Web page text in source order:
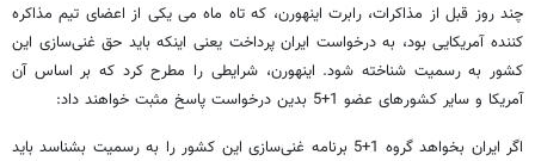
چند روز قبل از مذاکرات، رابرت اینهورن، که تاه ماه می یکی از اعضای تیم مذاکره
کننده آمریکایی بود، به درخواست ایران پرداخت یعنی اینکه باید حق غنی‌سازی این
کشور به رسمیت شناخته شود. اینهورن، شرایطی را مطرح کرد که بر اساس آن
آمریکا و سایر کشورهای عضو 1+5 بدین درخواست پاسخ مثبت خواهند داد:
اگر ایران بخواهد گروه 1+5 برنامه غنی‌سازی این کشور را به رسمیت بشناسد باید